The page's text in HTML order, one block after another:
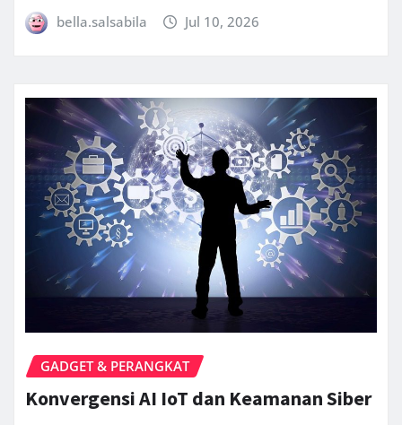
bella.salsabila Jul 10, 2026
GADGET & PERANGKAT
Konvergensi AI IoT dan Keamanan Siber